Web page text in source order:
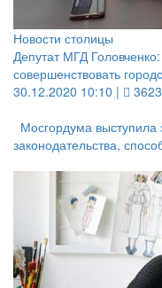
Новости столицы
Депутат МГД
совершенствовать
30.12.2020 10:10 |
3623
Мосгордума выступила
законодательства,